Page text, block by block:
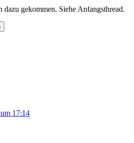
dazu gekommen. Siehe Anfangsthread.
17:14